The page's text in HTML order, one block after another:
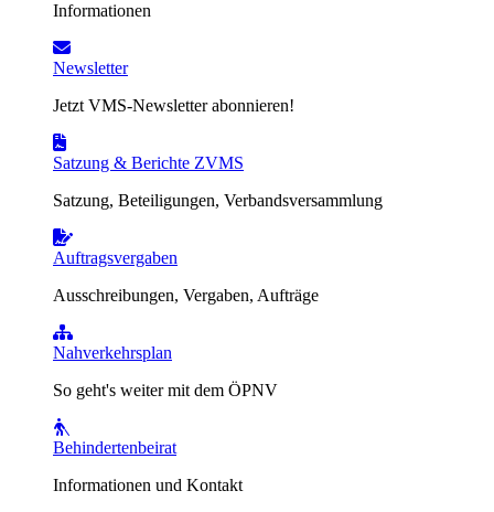
Informationen
Newsletter
Jetzt VMS-Newsletter abonnieren!
Satzung & Berichte ZVMS
Satzung, Beteiligungen, Verbandsversammlung
Auftragsvergaben
Ausschreibungen, Vergaben, Aufträge
Nahverkehrsplan
So geht's weiter mit dem ÖPNV
Behindertenbeirat
Informationen und Kontakt